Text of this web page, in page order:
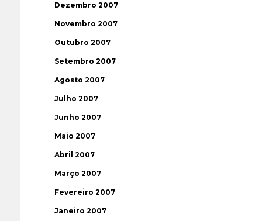
Dezembro 2007
Novembro 2007
Outubro 2007
Setembro 2007
Agosto 2007
Julho 2007
Junho 2007
Maio 2007
Abril 2007
Março 2007
Fevereiro 2007
Janeiro 2007